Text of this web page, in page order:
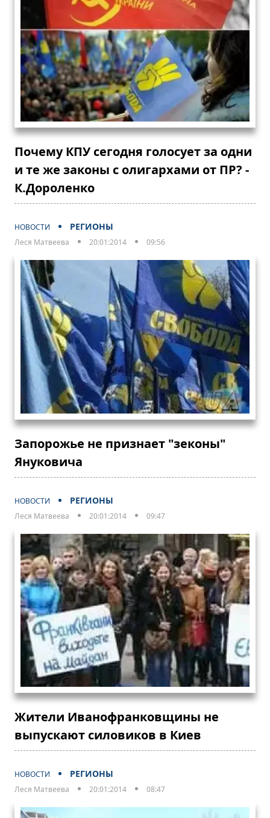
Почему КПУ сегодня голосует за одни
и те же законы с олигархами от ПР? -
К.Дороленко
НОВОСТИ РЕГИОНЫ
Леся Матвеева 20:01:2014 09:56
Запорожье не признает "зеконы"
Януковича
НОВОСТИ РЕГИОНЫ
Леся Матвеева 20:01:2014 09:47
Жители Иванофранковщины не
выпускают силовиков в Киев
НОВОСТИ РЕГИОНЫ
Леся Матвеева 20:01:2014 08:47